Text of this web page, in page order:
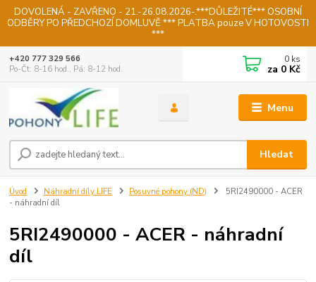
DOVOLENÁ - ZAVŘENO - 21.-26.08.2026-.***DŮLEŽITÉ*** OSOBNÍ
ODBĚRY PO PŘEDCHOZÍ DOMLUVĚ *** PLATBA pouze V HOTOVOSTI
***
Menu
Hledat
+420 777 329 566
Po-Čt: 8-16 hod., Pá: 8-12 hod.
0 ks
za 0 Kč
Úvod Náhradní díly LIFE Posuvné pohony (ND)
5RI2490000 - ACER
- náhradní díl
5RI2490000 - ACER - náhradní
díl